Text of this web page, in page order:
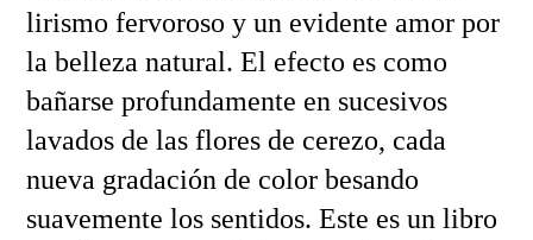
lirismo fervoroso y un evidente amor por
la belleza natural. El efecto es como
bañarse profundamente en sucesivos
lavados de las flores de cerezo, cada
nueva gradación de color besando
suavemente los sentidos. Este es un libro